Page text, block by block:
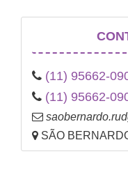
(11) 95662-
(11) 95662-
SÃO